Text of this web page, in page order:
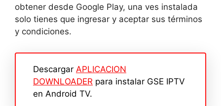
obtener desde Google Play, una ves instalada
solo tienes que ingresar y aceptar sus términos
y condiciones.
Descargar APLICACION
DOWNLOADER para instalar GSE IPTV
en Android TV.